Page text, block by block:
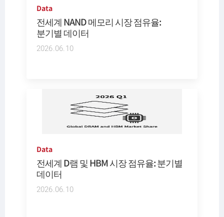
Data
전세계 NAND 메모리 시장 점유율:
분기별 데이터
2026.06.10
Data
전세계 D램 및 HBM 시장 점유율: 분기별
데이터
2026.06.10